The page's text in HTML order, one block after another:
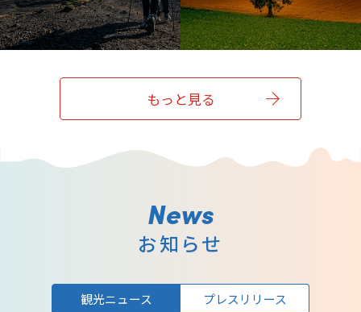
もっと見る
お知らせ
観光ニュース プレスリリース